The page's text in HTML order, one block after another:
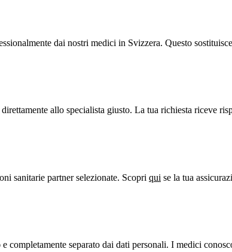
dai nostri medici in Svizzera. Questo
allo specialista giusto. La tua richiesta riceve
sanitarie partner selezionate. Scopri qui se la tua
completamente separato dai dati personali. I medici